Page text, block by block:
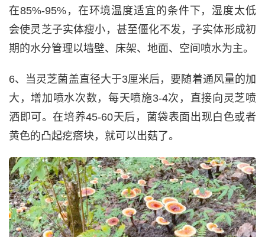
在85%-95%，在环境温度适宜的条件下，湿度太低
会使灵芝子实体瘦小，甚至僵化不发，子实体形成初
期的水分管理以墙壁、床架、地面、空间喷水为主。
6、当灵芝菌盖直径大于3厘米后，要随着通风量的加
大，增加喷水次数，每天喷施3-4次，直接向灵芝喷
洒即可。在培养45-60天后，菌袋表面出现白色或者
黄色的凸起疙瘩块，就可以出菇了。